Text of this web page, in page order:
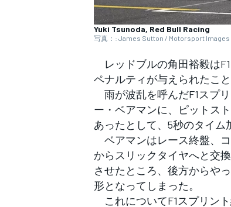
フォーミュラE
Yuki Tsunoda, Red Bull Racing
写真：: James Sutton / Motorsport Images
レッドブルの角田裕毅は
ペナルティが与えられたこ
雨が波乱を呼んだF1スプ
ー・ベアマンに、ピットス
あったとして、5秒のタイム
ベアマンはレース終盤、
からスリックタイヤへと交
させたところ、後方からや
形となってしまった。
これについてF1スプリン